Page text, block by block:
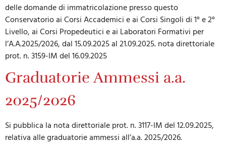
delle domande di immatricolazione presso questo
Conservatorio ai Corsi Accademici e ai Corsi Singoli di 1° e 2°
Livello, ai Corsi Propedeutici e ai Laboratori Formativi per
l’A.A.2025/2026, dal 15.09.2025 al 21.09.2025. nota direttoriale
prot. n. 3159-IM del 16.09.2025
Graduatorie Ammessi a.a.
2025/2026
Si pubblica la nota direttoriale prot. n. 3117-IM del 12.09.2025,
relativa alle graduatorie ammessi all’a.a. 2025/2026.